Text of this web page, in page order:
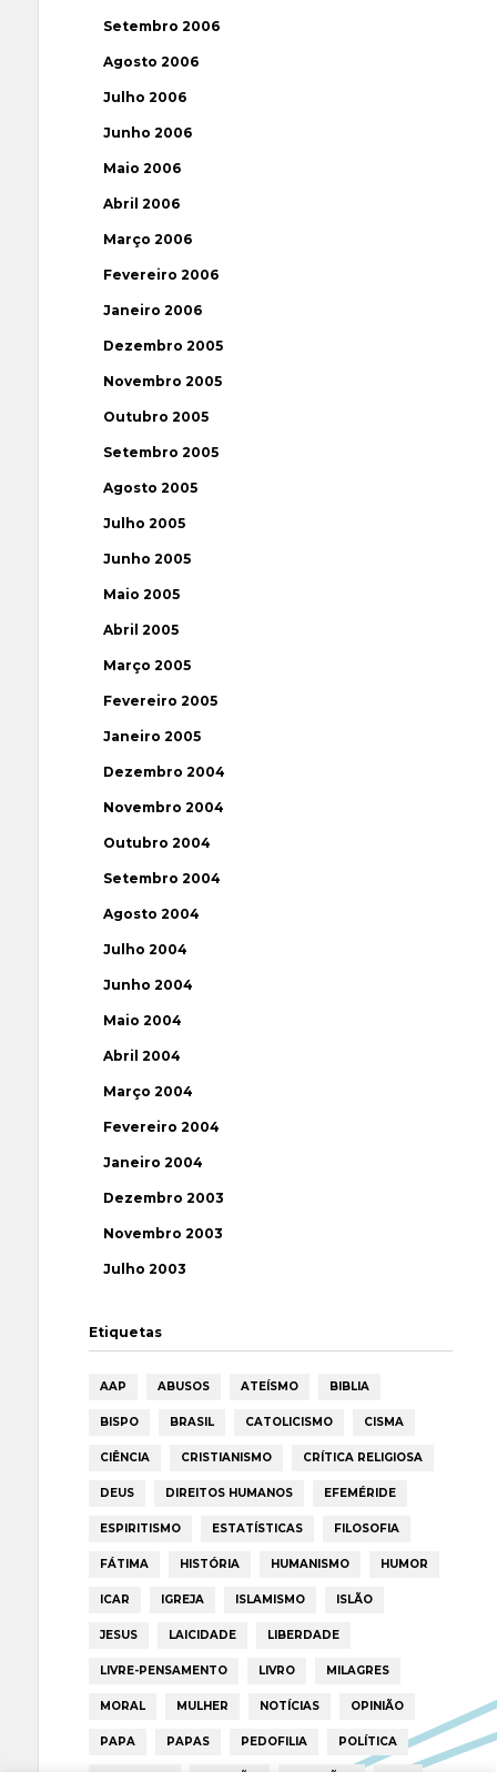
Setembro 2006
Agosto 2006
Julho 2006
Junho 2006
Maio 2006
Abril 2006
Março 2006
Fevereiro 2006
Janeiro 2006
Dezembro 2005
Novembro 2005
Outubro 2005
Setembro 2005
Agosto 2005
Julho 2005
Junho 2005
Maio 2005
Abril 2005
Março 2005
Fevereiro 2005
Janeiro 2005
Dezembro 2004
Novembro 2004
Outubro 2004
Setembro 2004
Agosto 2004
Julho 2004
Junho 2004
Maio 2004
Abril 2004
Março 2004
Fevereiro 2004
Janeiro 2004
Dezembro 2003
Novembro 2003
Julho 2003
Etiquetas
AAP ABUSOS ATEÍSMO BIBLIA
BISPO BRASIL CATOLICISMO CISMA
CIÊNCIA CRISTIANISMO CRÍTICA RELIGIOSA
DEUS DIREITOS HUMANOS EFEMÉRIDE
ESPIRITISMO ESTATÍSTICAS FILOSOFIA
FÁTIMA HISTÓRIA HUMANISMO HUMOR
ICAR IGREJA ISLAMISMO ISLÃO
JESUS LAICIDADE LIBERDADE
LIVRE-PENSAMENTO LIVRO MILAGRES
MORAL MULHER NOTÍCIAS OPINIÃO
PAPA PAPAS PEDOFILIA POLÍTICA
PORTUGAL RELIGIÃO RELIGIÕES RTP